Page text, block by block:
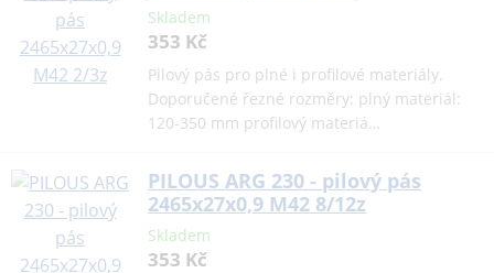
Skladem
353 Kč
Pilový pás pro plné i profilové materiály.
Doporučené řezné rozměry: plný materiál:
120-350 mm profilový materiá…
PILOUS ARG 230 - pilový pás
2465x27x0,9 M42 8/12z
Skladem
353 Kč